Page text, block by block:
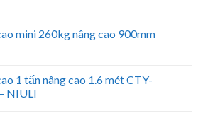
mini 260kg nâng cao 900mm
1 tấn nâng cao 1.6 mét CTY-
NIULI